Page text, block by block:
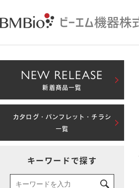
NEW RELEASE
新着商品一覧
カタログ・パンフレット・チラシ
一覧
キーワードで探す